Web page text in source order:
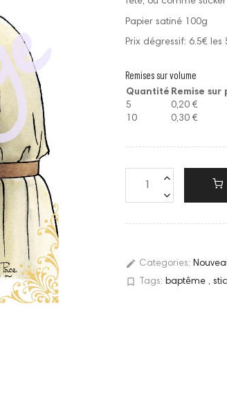
Papier satiné 100g
Prix dégressif: 6.5€ les
Remises sur volume
Quantité Remise
5
0,20 €
10
0,30 €
edit Categories:
bookmark_border Tags: baptême ,